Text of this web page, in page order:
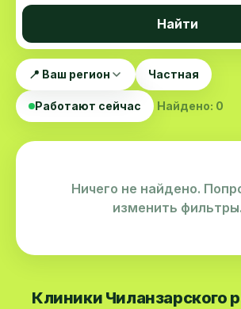
Найти
📍 Ваш регион Частная
Работают сейчас Найдено: 0
Ничего не найдено.
изменить фильтры.
Клиники Чиланзарского